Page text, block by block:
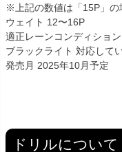
※上記の数値は「15P」の
ウェイト 12〜16P
適正レーンコンディショ
ブラックライト 対応して
発売月 2025年10月予定
ドリルについて